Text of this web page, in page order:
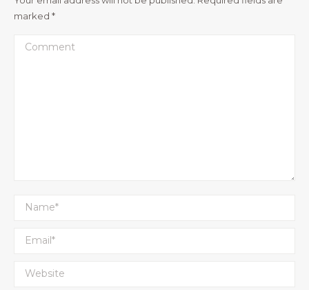
marked *
Comment
Name *
Email *
Website